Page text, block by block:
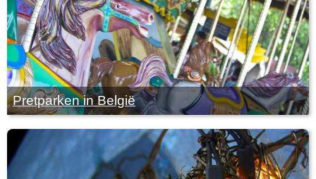
Pretparken in België